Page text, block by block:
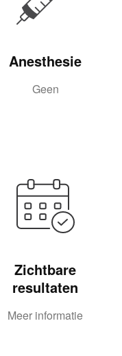
Anesthesie
Geen
Zichtbare
resultaten
Meer informatie